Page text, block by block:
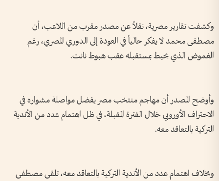
وكشفت تقارير مصرية، نقلاً عن مصدر مقرب من اللاعب، أن
مصطفى محمد لا يفكر حالياً في العودة إلى الدوري المصري، رغم
الغموض الذي يحيط بمستقبله عقب هبوط نانت.
وأوضح المصدر أن مهاجم منتخب مصر يفضل مواصلة مشواره في
الاحتراف الأوروبي خلال الفترة المقبلة، في ظل اهتمام عدد من الأندية
التركية بالتعاقد معه.
وبخلاف اهتمام عدد من الأندية التركية بالتعاقد معه، تلقى مصطفى